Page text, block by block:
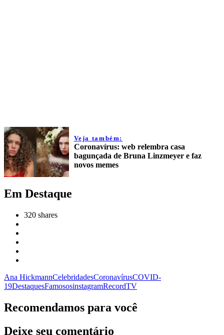
Veja também:
Coronavírus: web relembra casa
bagunçada de Bruna Linzmeyer e faz
novos memes
Em Destaque
320 shares
Ana HickmannCelebridadesCoronavírusCOVID-
19DestaquesFamososinstagramRecordTV
Recomendamos para você
Deixe seu comentário